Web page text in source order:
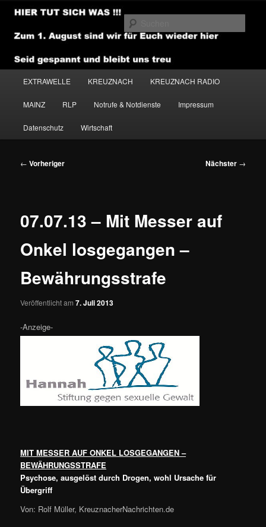
Zum
primären
Inhalt
NEWSHOUSE.MEDIA
EXTRAWELLE KREUZNACH KREUZNACH RADIO
MAINZ RLP Notrufe & Notdienste Impressum
Datenschutz Wirtschaft
Beitragsnavigation
← Vorheriger Nächster →
07.07.13 – Mit Messer auf
Onkel losgegangen –
Bewährungsstrafe
Veröffentlicht am7. Juli 2013
-Anzeige-
MIT MESSER AUF ONKEL LOSGEGANGEN –
BEWÄHRUNGSSTRAFE
Psychose, ausgelöst durch Drogen, wohl Ursache für
Übergriff
Von: Rolf Müller, KreuznacherNachrichten.de